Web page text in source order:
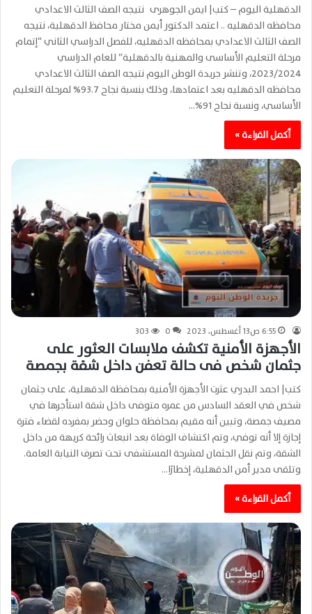
الدقهلية اليوم – كتب| ايمن الجوهرى نتيجه الصف الثالث الاعدادي
محافظه الدقهليه .. اعتمد الدكتور أيمن مختار محافظ الدقهلية، نتيجه
الصف الثالث الاعدادي بمحافظه الدقهليه، للفصل الدراسي الثاني “إتمام
مرحلة التعليم الأساسى والمهنية بالدقهلية” للعام الدراسي
2023/2024، وتنشر جريدة الوطن اليوم نتيجه الصف الثالث الاعدادي
محافظه الدقهليه بعد اعتمادها، وذلك بنسبة نجاح 93.7% لمرحلة التعليم
الأساسي، ونسبة نجاح 91%…
أكمل القراءة »
6:55 ص13 أغسطس، 2023 0
303
الأجهزة الأمنية تكشف ملابسات العثور على
جثمان شخص فى حالة تعفن داخل شقة بجمصة
كتب| احمد البدري عثرت الأجهزة الأمنية بمحافظة الدقهلية، على جثمان
شخص في العقد السادس من عمره متوفى داخل شقة استأجرها في
مصيف جمصة، وتبين أنه مقيم بمحافظة حلوان وحضر بمفرده لقضاء فترة
إجازة إلا أنه توفي، وتم اكتشاف الوفاة بعد انبعاث رائحة كريهة من داخل
الشقة، وتم نقل الجثمان لمشرحة المستشفى تحت تصرف النيابة العامة.
وتلقى مدير أمن الدقهلية، إخطارًا…
أكمل القراءة »